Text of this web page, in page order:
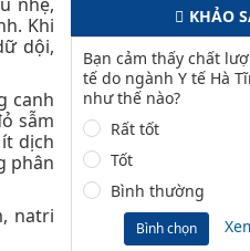
Khi
dội,
canh
sẫm
dịch
phân
natri
KHẢO
Bạn cảm thấy chất
tế do ngành Y tế Hà
như thế nào?
Rất tốt
Tốt
Bình thường
Bình chọn